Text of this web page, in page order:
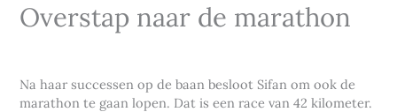
Overstap naar de marathon
Na haar successen op de baan besloot Sifan om ook de
marathon te gaan lopen. Dat is een race van 42 kilometer.